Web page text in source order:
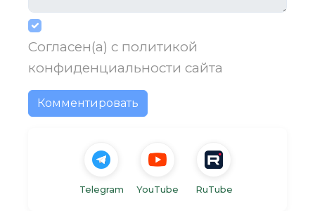
Согласен(а) с политикой
конфиденциальности сайта
Комментировать
Telegram YouTube RuTube